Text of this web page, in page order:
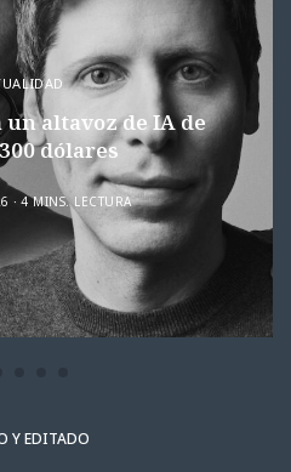
altavoz de IA de
dólares
4 MINS. LECTURA
Y EDITADO